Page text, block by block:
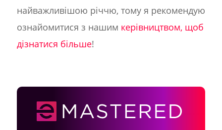
найважливішою річчю, тому я рекомендую
ознайомитися з нашим керівництвом, щоб
дізнатися більше!